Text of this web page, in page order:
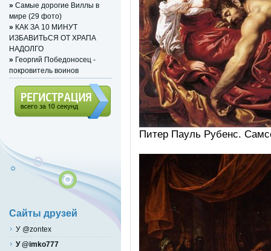
Питeр Пaуль Рубeнc.
» Самые дорогие Виллы в
мире (29 фото)
» КАК ЗА 10 МИНУТ
ИЗБАВИТЬСЯ ОТ ХРАПА
НАДОЛГО
» Георгий Победоносец -
покровитель воинов
Сайты друзей
У @zontex
У @imko777